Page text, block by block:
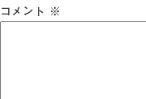
コメント ※